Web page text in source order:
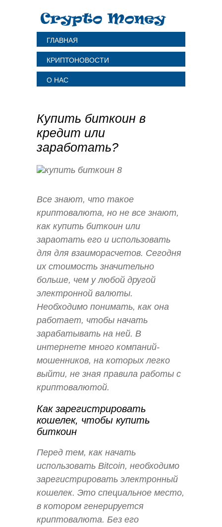
ГЛАВНАЯ
КРИПТОНОВОСТИ
О НАС
Купить биткоин в
кредит или
заработать?
Все знают, что такое
криптовалюта, но не все знают,
как купить биткоин или
зараотать его и использовать
для для взаиморасчетов. Сегодня
их стоимость значительно
больше, чем у любой другой
электронной валюты.
Необходимо понимать, как она
работает, чтобы начать
зарабатывать на ней. В
интернете много компаний-
мошенников, на которых легко
выйти, не зная правила работы с
криптовалютой.
Как зарегистрировать
кошелек, чтобы купить
биткоин
Перед тем, как начать
использовать Bitcoin, необходимо
зарегистрировать электронный
кошелек. Это специальное место,
в котором генерируется
криптовалюта. Без его